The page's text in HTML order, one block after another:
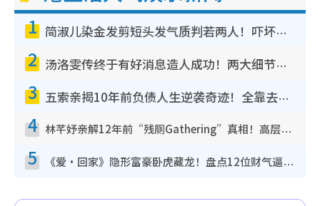
1 简淑儿染金发剪短头发气质判若两人！吓坏老公麦大力都认不出：“你做什么？”
2 汤洛雯传终于有好消息造人成功！两大细节曝孕味极浓引猜测：大肚婆先会咁！
3 五索亲揭10年前负债人生逆袭奇迹！全靠去一地方转运后即遇上马先生
4 林芊妤亲解12年前“残厕Gathering”真相！高层解约一句话重创尊严，至今拒返TVB
5 《爱·回家》隐形富豪卧虎藏龙！盘点12位财气逼人的有钱艺人：这位美女3亿身家不愁做